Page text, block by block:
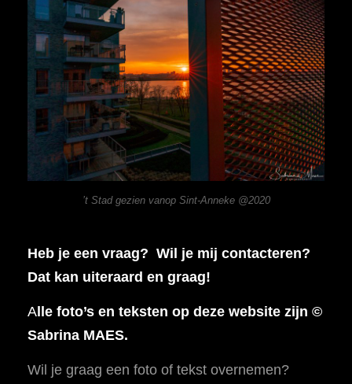
’t Stad gezien vanop Sint-Anneke @2020
Heb je een vraag? Wil je mij contacteren?
Dat kan uiteraard en graag!
Alle foto’s en teksten op deze website zijn ©
Sabrina MAES.
Wil je graag een foto of tekst overnemen?